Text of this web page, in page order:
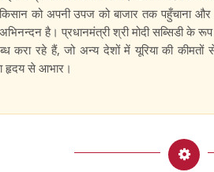
को अपनी उपज को बाजार तक पहुँचाना
है। प्रधानमंत्री श्री मोदी सब्सिडी
करा रहे हैं, जो अन्य देशों में यूरिया की
हृदय से आभार।